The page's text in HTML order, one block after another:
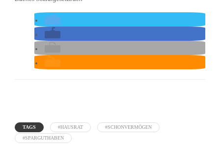
TAGS #HAUSRAT
#SCHONVERMÖGEN
#SPARGUTHABEN